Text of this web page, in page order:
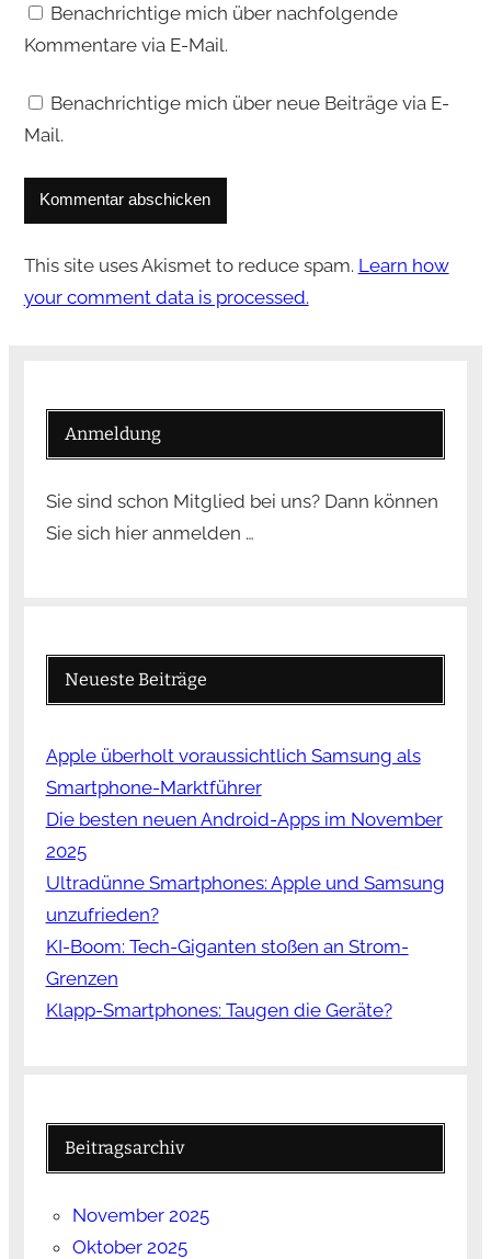
Benachrichtige mich über nachfolgende
Kommentare via E-Mail.
Benachrichtige mich über neue Beiträge via E-
Mail.
This site uses Akismet to reduce spam. Learn how
your comment data is processed.
Anmeldung
Sie sind schon Mitglied bei uns? Dann können
Sie sich hier anmelden …
Neueste Beiträge
Apple überholt voraussichtlich Samsung als
Smartphone-Marktführer
Die besten neuen Android-Apps im November
2025
Ultradünne Smartphones: Apple und Samsung
unzufrieden?
KI-Boom: Tech-Giganten stoßen an Strom-
Grenzen
Klapp-Smartphones: Taugen die Geräte?
Beitragsarchiv
November 2025
Oktober 2025